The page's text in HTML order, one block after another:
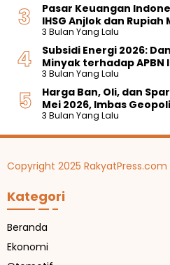
Pasar Keuangan
IHSG Anjlok dan Rupiah
3 Bulan Yang Lalu
Subsidi Energi 2026:
Minyak terhadap APBN
3 Bulan Yang Lalu
Harga Ban, Oli, dan
Mei 2026, Imbas
3 Bulan Yang Lalu
Copyright 2025 RakyatPress.com
Kategori
Beranda
Ekonomi